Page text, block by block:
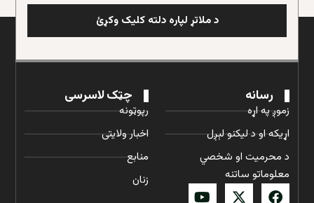
د ملاتړ لپاره دلته کلیک وکړئ
رسانه
زموږ په اړه
اړیکه او د لیکنو لېږل
د محرمیت او شخصي
معلوماتو ساتنه
چټک لاسرسی
رپوټونه
اخبار ولایتی
منابع
زنان